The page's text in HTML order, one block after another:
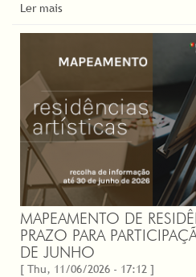
Ler mais
MAPEAMENTO DE
PRAZO PARA
DE JUNHO
[ Thu, 11/06/2026 - 17:12 ]